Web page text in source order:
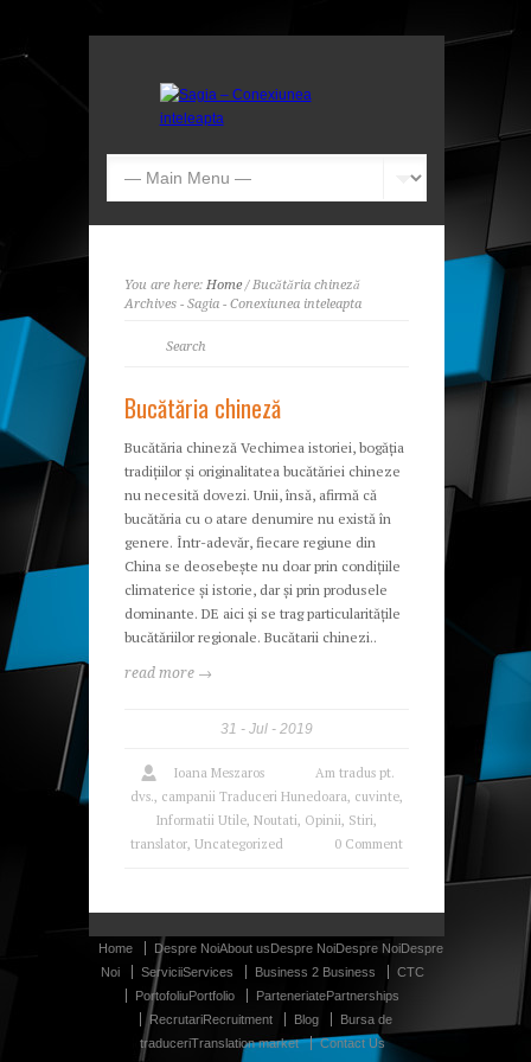
You are here: Home/ Bucătăria chineză
Archives - Sagia - Conexiunea inteleapta
Bucătăria chineză
Bucătăria chineză Vechimea istoriei, bogăția
tradițiilor și originalitatea bucătăriei chineze
nu necesită dovezi. Unii, însă, afirmă că
bucătăria cu o atare denumire nu există în
genere. Într-adevăr, fiecare regiune din
China se deosebește nu doar prin condițiile
climaterice și istorie, dar și prin produsele
dominante. DE aici și se trag particularitățile
bucătăriilor regionale. Bucătarii chinezi..
read more →
31 Jul 2019
Ioana Meszaros
Am tradus pt.
dvs., campanii Traduceri Hunedoara, cuvinte,
Informatii Utile, Noutati, Opinii, Stiri,
translator, Uncategorized 0 Comment
Home Despre NoiAbout usDespre NoiDespre NoiDespre
Noi
ServiciiServices Business 2 Business
CTC
PortofoliuPortfolio ParteneriatePartnerships
RecrutariRecruitment Blog
Bursa de
traduceriTranslation market Contact Us